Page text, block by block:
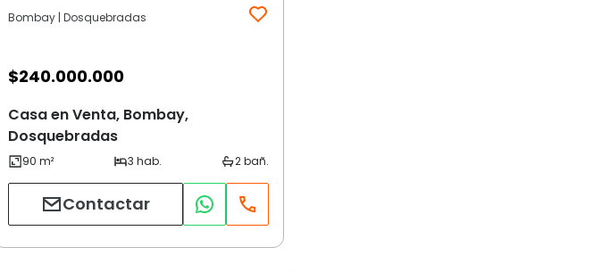
Bombay | Dosquebradas
$240.000.000
Casa en Venta, Bombay,
Dosquebradas
Contactar